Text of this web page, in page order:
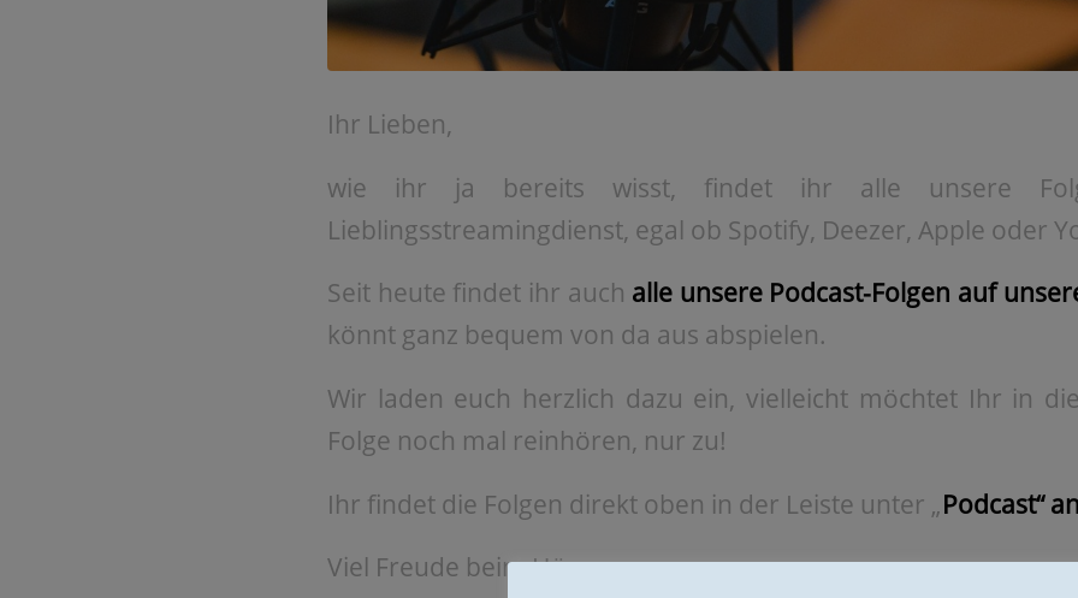
Ihr Lieben,
wie ihr ja bereits wisst, findet ihr alle unsere
Lieblingsstreamingdienst, egal ob Spotify, Deezer, Apple oder
Seit heute findet ihr auch alle unsere Podcast-Folgen auf
könnt ganz bequem von da aus abspielen.
Wir laden euch herzlich dazu ein, vielleicht möchtet Ihr in
Folge noch mal reinhören, nur zu!
Ihr findet die Folgen direkt oben in der Leiste unter „Podcast“
Viel Freude beim Hören